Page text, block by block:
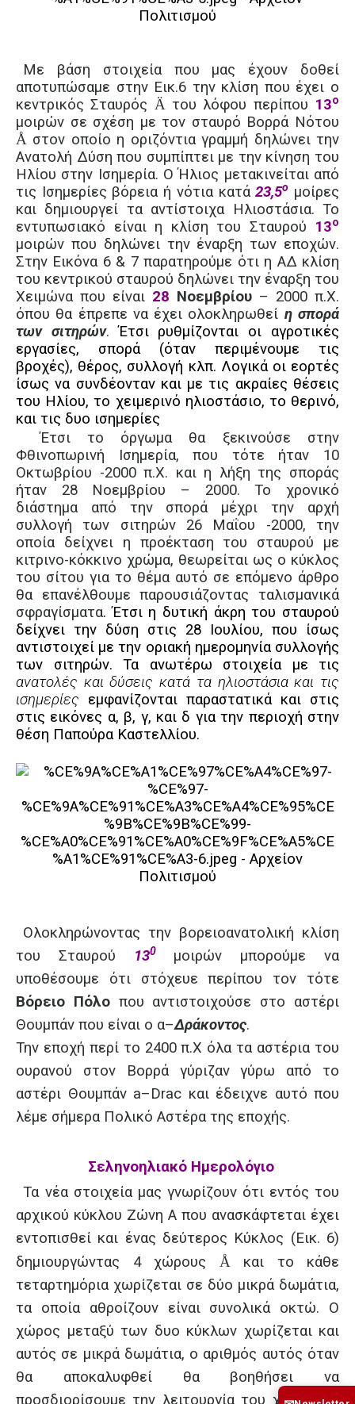
Με βάση στοιχεία που μας έχουν δοθεί
αποτυπώσαμε στην Εικ.6 την κλίση που έχει ο
κεντρικός Σταυρός Äτου λόφου περίπου 13ο
μοιρών σε σχέση με τον σταυρό Βορρά Νότου
Å στον οποίο η οριζόντια γραμμή δηλώνει την
Ανατολή Δύση που συμπίπτει με την κίνηση του
Ηλίου στην Ισημερία. Ο Ήλιος μετακινείται από
τις Ισημερίες βόρεια ή νότια κατά23,5ο μοίρες
και δημιουργεί τα αντίστοιχα Ηλιοστάσια. Το
εντυπωσιακό είναι η κλίση του Σταυρού 13ο
μοιρών που δηλώνει την έναρξη των εποχών.
Στην Εικόνα 6 & 7 παρατηρούμε ότι η ΑΔ κλίση
του κεντρικού σταυρού δηλώνει την έναρξη του
Χειμώνα που είναι 28 Νοεμβρίου – 2000 π.Χ.
όπου θα έπρεπε να έχει ολοκληρωθεί η σπορά
των σιτηρών. Έτσι ρυθμίζονται οι αγροτικές
εργασίες, σπορά (όταν περιμένουμε τις
βροχές), θέρος, συλλογή κλπ. Λογικά οι εορτές
ίσως να συνδέονταν και με τις ακραίες θέσεις
του Ηλίου, το χειμερινό ηλιοστάσιο, το θερινό,
και τις δυο ισημερίες
Έτσι το όργωμα θα ξεκινούσε στην
Φθινοπωρινή Ισημερία, που τότε ήταν 10
Οκτωβρίου -2000 π.Χ. και η λήξη της σποράς
ήταν 28 Νοεμβρίου – 2000. Το χρονικό
διάστημα από την σπορά μέχρι την αρχή
συλλογή των σιτηρών 26 Μαΐου -2000, την
οποία δείχνει η προέκταση του σταυρού με
κιτρινο-κόκκινο χρώμα, θεωρείται ως ο κύκλος
του σίτου για το θέμα αυτό σε επόμενο άρθρο
θα επανέλθουμε παρουσιάζοντας ταλισμανικά
σφραγίσματα.Έτσι η δυτική άκρη του σταυρού
δείχνει την δύση στις 28 Ιουλίου, που ίσως
αντιστοιχεί με την οριακή ημερομηνία συλλογής
των σιτηρών. Τα ανωτέρω στοιχεία με τις
ανατολές και δύσεις κατά τα ηλιοστάσια και τις
ισημερίες εμφανίζονται παραστατικά και στις
στις εικόνες α, β, γ, και δ για την περιοχή στην
θέση Παπούρα Καστελλίου.
Ολοκληρώνοντας την βορειοανατολική κλίση
του Σταυρού
130μοιρών μπορούμε να
υποθέσουμε ότι στόχευε περίπου τον τότε
Βόρειο Πόλοπου αντιστοιχούσε στο αστέρι
Θουμπάν που είναι ο α–Δράκοντος.
Την εποχή περί το 2400 π.Χ όλα τα αστέρια του
ουρανού στον Βορρά γύριζαν γύρω από το
αστέρι Θουμπάν a–Drac και έδειχνε αυτό που
λέμε σήμερα Πολικό Αστέρα της εποχής.
Σεληνοηλιακό Ημερολόγιο
Τα νέα στοιχεία μας γνωρίζουν ότι εντός του
αρχικού κύκλου Ζώνη Α που ανασκάφτεται έχει
εντοπισθεί και ένας δεύτερος Κύκλος (Εικ. 6)
δημιουργώντας 4 χώρους Åκαι το κάθε
τεταρτημόρια χωρίζεται σε δύο μικρά δωμάτια,
τα οποία αθροίζουν είναι συνολικά οκτώ. Ο
χώρος μεταξύ των δυο κύκλων χωρίζεται και
αυτός σε μικρά δωμάτια, ο αριθμός αυτός όταν
θα αποκαλυφθεί θα βοηθήσει να
προσδιορίσουμε την λειτουργία του χώρου με